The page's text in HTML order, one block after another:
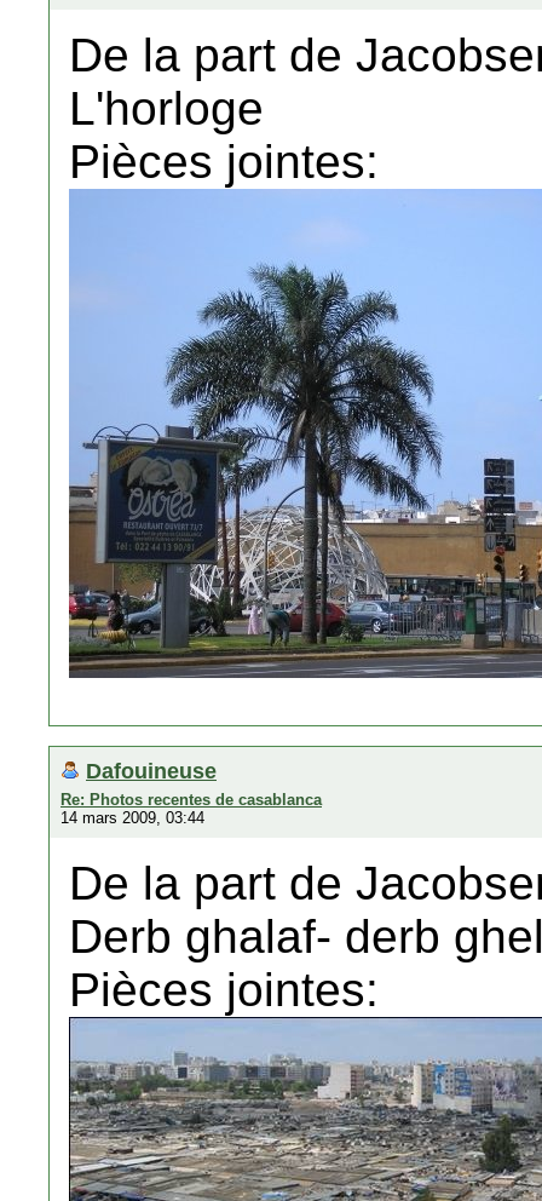
De la part de
L'horloge
Pièces jointes:
Dafouineuse
Re: Photos recentes de casablanca
14 mars 2009, 03:44
De la part de
Derb ghalaf- derb
Pièces jointes: